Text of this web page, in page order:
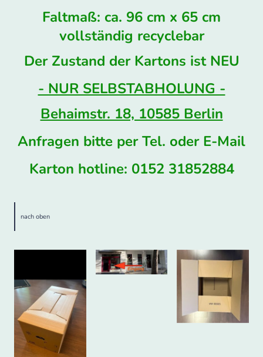
Faltmaß: ca. 96 cm x 65 cm
vollständig recyclebar
Der Zustand der Kartons ist NEU
- NUR SELBSTABHOLUNG -
Behaimstr. 18, 10585 Berlin
Anfragen bitte per Tel. oder E-Mail
Karton hotline: 0152 31852884
nach oben